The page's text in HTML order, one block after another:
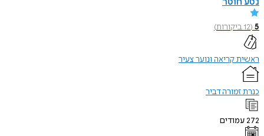
5
(
12ביקורות)
ראשית קריאה ונוער צעיר
כנרת זמורה דביר
272עמודים